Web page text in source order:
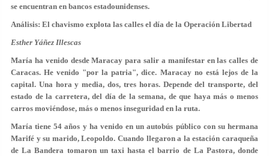
se encuentran en bancos estadounidenses.
Análisis: El chavismo explota las calles el día de la Operación Libertad
Esther Yáñez Illescas
María ha venido desde Maracay para salir a manifestar en las calles de
Caracas. He venido "por la patria", dice. Maracay no está lejos de la
capital. Una hora y media, dos, tres horas. Depende del transporte, del
estado de la carretera, del día de la semana, de que haya más o menos
carros moviéndose, más o menos inseguridad en la ruta.
María tiene 54 años y ha venido en un autobús público con su hermana
Marifé y su marido, Leopoldo. Cuando llegaron a la estación caraqueña
de La Bandera tomaron un taxi hasta el barrio de La Pastora, donde